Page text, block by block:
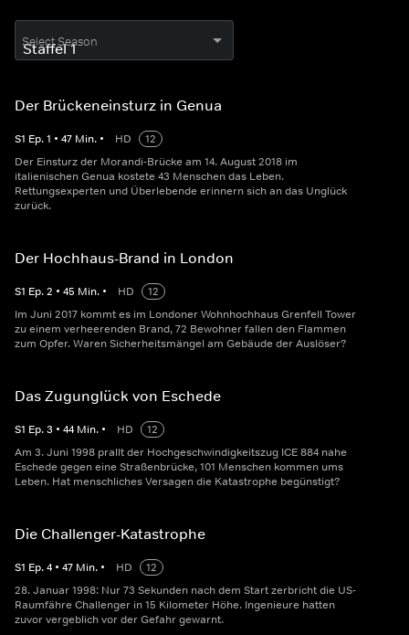
Select Season
Der Brückeneinsturz in Genua
S1 Ep.1 • 47 Min. • HD
12
Der Einsturz der Morandi-Brücke am 14. August 2018 im
italienischen Genua kostete 43 Menschen das Leben.
Rettungsexperten und Überlebende erinnern sich an das Unglück
zurück.
Der Hochhaus-Brand in London
S1 Ep.2 • 45 Min. • HD
12
Im Juni 2017 kommt es im Londoner Wohnhochhaus Grenfell Tower
zu einem verheerenden Brand, 72 Bewohner fallen den Flammen
zum Opfer. Waren Sicherheitsmängel am Gebäude der Auslöser?
Das Zugunglück von Eschede
S1 Ep.3 • 44 Min. • HD
12
Am 3. Juni 1998 prallt der Hochgeschwindigkeitszug ICE 884 nahe
Eschede gegen eine Straßenbrücke, 101 Menschen kommen ums
Leben. Hat menschliches Versagen die Katastrophe begünstigt?
Die Challenger-Katastrophe
S1 Ep.4 • 47 Min. • HD
12
28. Januar 1998: Nur 73 Sekunden nach dem Start zerbricht die US-
Raumfähre Challenger in 15 Kilometer Höhe. Ingenieure hatten
zuvor vergeblich vor der Gefahr gewarnt.